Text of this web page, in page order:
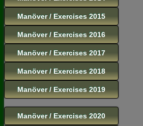
Manöver / Exercises 2015
Manöver / Exercises 2016
Manöver / Exercises 2017
Manöver / Exercises 2018
Manöver / Exercises 2019
Manöver / Exercises 2020